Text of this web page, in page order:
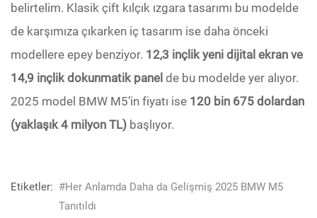
belirtelim. Klasik çift kılçık ızgara tasarımı bu modelde
de karşımıza çıkarken iç tasarım ise daha önceki
modellere epey benziyor. 12,3 inçlik yeni dijital ekran ve
14,9 inçlik dokunmatik panel de bu modelde yer alıyor.
2025 model BMW M5’in fiyatı ise 120 bin 675 dolardan
(yaklaşık 4 milyon TL) başlıyor.
Etiketler: #Her Anlamda Daha da Gelişmiş 2025 BMW M5
Tanıtıldı